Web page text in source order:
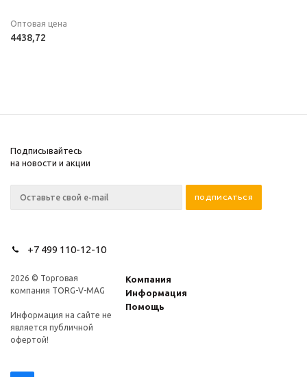
Оптовая цена
4438,72
Подписывайтесь
на новости и акции
+7 499 110-12-10
2026 © Торговая
компания TORG-V-MAG
Информация на сайте не
является публичной
офертой!
Компания
Информация
Помощь